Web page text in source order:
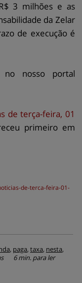
3 milhões e as
da Zelar
de execução é
no nosso portal
de terça-feira, 01
primeiro em
de-terca-feira-01-
, paga, taxa, nesta,
6 min. para ler